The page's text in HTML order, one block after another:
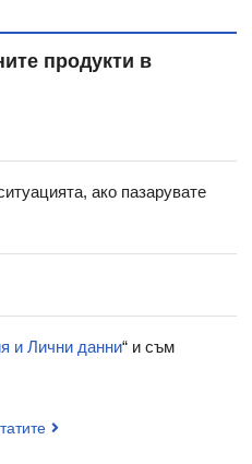
продукти в
ако пазарувате
и Лични данни“ и съм